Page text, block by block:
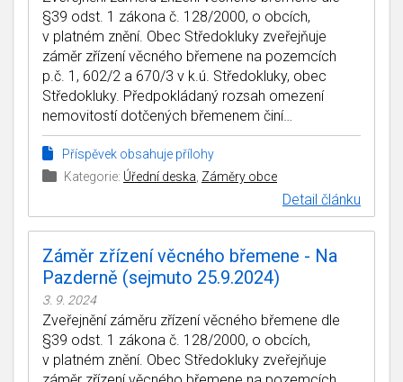
§39 odst. 1 zákona č. 128/2000, o obcích,
v platném znění. Obec Středokluky zveřejňuje
záměr zřízení věcného břemene na pozemcích
p.č. 1, 602/2 a 670/3 v k.ú. Středokluky, obec
Středokluky. Předpokládaný rozsah omezení
nemovitostí dotčených břemenem činí…
Příspěvek obsahuje přílohy
Kategorie: Úřední deska Záměry obce
Detail článku
Záměr zřízení věcného břemene - Na
Pazderně (sejmuto 25.9.2024)
3. 9. 2024
Zveřejnění záměru zřízení věcného břemene dle
§39 odst. 1 zákona č. 128/2000, o obcích,
v platném znění. Obec Středokluky zveřejňuje